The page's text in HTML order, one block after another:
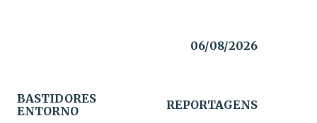
06/08/2026
BASTIDORES
ENTORNO
REPORTAGENS